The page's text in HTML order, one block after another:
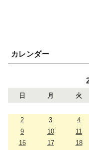
カレンダー
日 月 火
2
3 4
9
10 11
16
17 18